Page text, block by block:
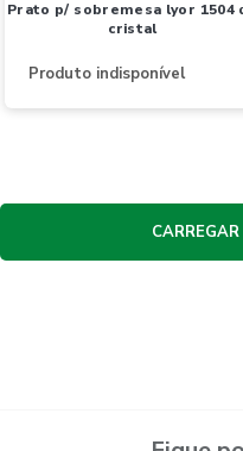
prato p/ sobremesa lyor 1504 de
cristal
Produto indisponível